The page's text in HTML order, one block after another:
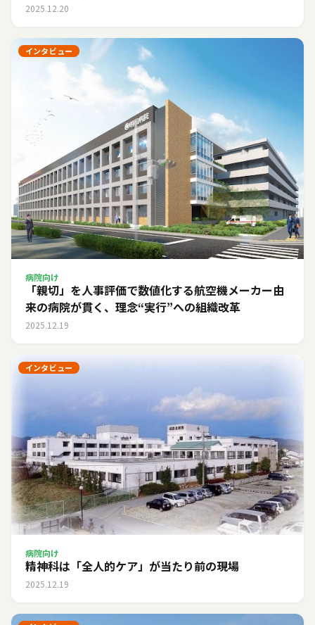
2025.12.20
インタビュー
病院向け
「親切」を人事評価で数値化する――航空機メーカー由
来の病院が貫く、理念“実行”への組織改革
2025.12.19
インタビュー
病院向け
精神科は「全人的ケア」が当たり前の現場
2025.12.19